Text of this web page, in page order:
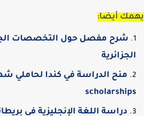
أيضا:
شرح مفصل حول التخصصات
دراسة اللغة الإنجليزية في